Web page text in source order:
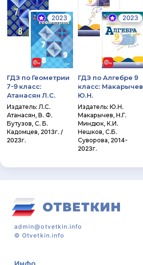
2023
ГДЗ по Геометрии
7-9 класс:
Атанасян Л.С.
Издатель: Л.С.
Атанасян, В. Ф.
Бутузов, С. Б.
Кадомцев, 2013г. /
2023г.
2023
ГДЗ по Алгебре 9
класс: Макарычев
Ю.Н.
Издатель: Ю.Н.
Макарычев, Н.Г.
Миндюк, К.И.
Нешков, С.Б.
Суворова, 2014-
2023г.
admin@otvetkin.info
©Otvetkin.info
Инфо